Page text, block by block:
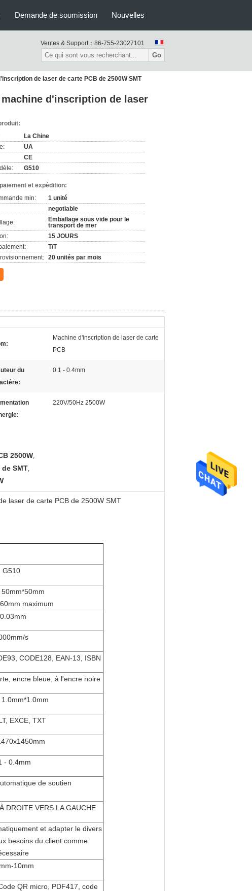
Demande de soumission Nouvelles
Ventes & Support： 86-755-23027101
Go
de laser de carte PCB de 2500W SMT
d'inscription de laser
La Chine
UA
CE
G510
et expédition:
min:
1 unité
negotiable
Emballage sous vide pour le
transport de mer
15 JOURS
T/T
20 unités par mois
Machine d'inscription de laser de carte
PCB
du
0.1 - 0.4mm
220V/50Hz 2500W
2500W,
SMT,
laser de carte PCB de 2500W SMT
G510
maximum
s
CODE128, EAN-13, ISBN
encre bleue, à l'encre noire
EXCE, TXT
- 0.4mm
de soutien
DROITE VERS LA GAUCHE
et adapter le divers
besoins du client comme
10mm
QR micro, PDF417, code